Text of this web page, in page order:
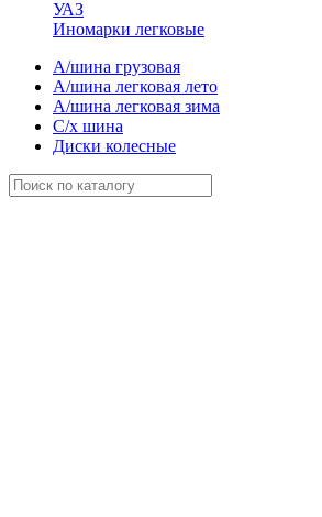
УАЗ
Иномарки легковые
А/шина грузовая
А/шина легковая лето
А/шина легковая зима
С/х шина
Диски колесные